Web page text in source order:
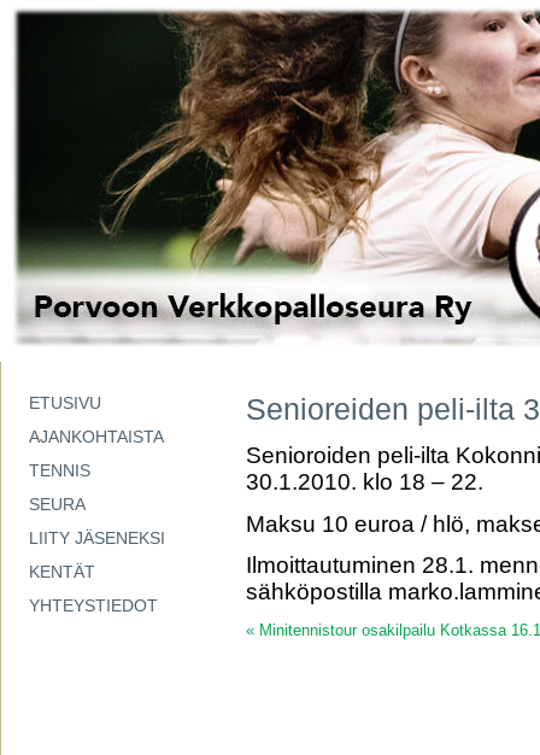
ETUSIVU
AJANKOHTAISTA
TENNIS
SEURA
LIITY JÄSENEKSI
KENTÄT
YHTEYSTIEDOT
Senioreiden peli-ilta
Senioroiden peli-ilta
30.1.2010. klo 18 – 22.
Maksu 10 euroa / hlö,
Ilmoittautuminen 28.1.
sähköpostilla
« Minitennistour osakilpailu Kotkassa